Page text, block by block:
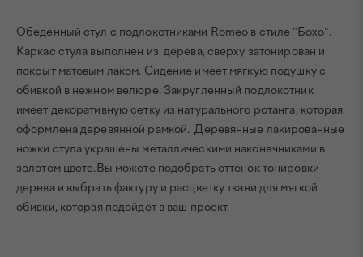
Обеденный стул с подлокотниками Romeo в стиле "Бохо".
Каркас стула выполнен из дерева, сверху затонирован и
покрыт матовым лаком. Сидение имеет мягкую подушку с
обивкой в нежном велюре. Закругленный подлокотник
имеет декоративную сетку из натурального ротанга, которая
оформлена деревянной рамкой. Деревянные лакированные
ножки стула украшены металлическими наконечниками в
золотом цвете.Вы можете подобрать оттенок тонировки
дерева и выбрать фактуру и расцветку ткани для мягкой
обивки, которая подойдёт в ваш проект.